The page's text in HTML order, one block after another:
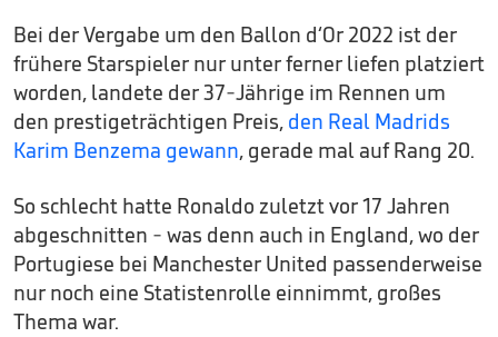
Bei der Vergabe um den Ballon d‘Or 2022 ist der
frühere Starspieler nur unter ferner liefen platziert
worden, landete der 37-Jährige im Rennen um
den prestigeträchtigen Preis, den Real Madrids
Karim Benzema gewann, gerade mal auf Rang 20.
So schlecht hatte Ronaldo zuletzt vor 17 Jahren
abgeschnitten - was denn auch in England, wo der
Portugiese bei Manchester United passenderweise
nur noch eine Statistenrolle einnimmt, großes
Thema war.